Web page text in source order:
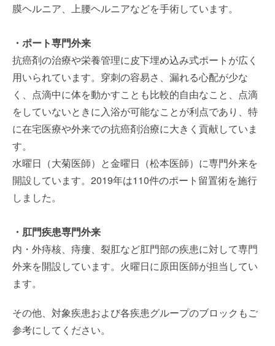
膜ヘルニア、上腰ヘルニアなどを手術しています。
・ポート専門外来
抗癌剤の治療や栄養管理に皮下埋め込み式ポートが広く
用いられています。穿刺の容易さ、漏れる心配が少な
く、点滴中に体を動かすことも比較的自由なこと、点滴
をしていないときに入浴が可能なことが利点であり、特
に在宅医療や外来での抗癌剤治療に大きく貢献していま
す。
水曜日（大菊医師）と金曜日（松本医師）に専門外来を
開設しています。2019年は110件のポート留置術を施行
しました。
・肛門疾患専門外来
内・外痔核、痔瘻、裂肛など肛門部の疾患に対して専門
外来を開設しています。火曜日に原田医師が担当してい
ます。
その他、対象疾患および各疾患グループのブロックもご
参考にしてください。